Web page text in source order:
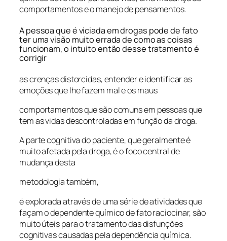
comportamentos e o manejo de pensamentos.
A pessoa que é viciada em drogas pode de fato
ter uma visão muito errada de como as coisas
funcionam, o intuito então desse tratamento é
corrigir
as crenças distorcidas, entender e identificar as
emoções que lhe fazem mal e os maus
comportamentos que são comuns em pessoas que
tem as vidas descontroladas em função da droga.
A parte cognitiva do paciente, que geralmente é
muito afetada pela droga, é o foco central de
mudança desta
metodologia também,
é explorada através de uma série de atividades que
façam o dependente químico de fato raciocinar, são
muito úteis para o tratamento das disfunções
cognitivas causadas pela dependência química.